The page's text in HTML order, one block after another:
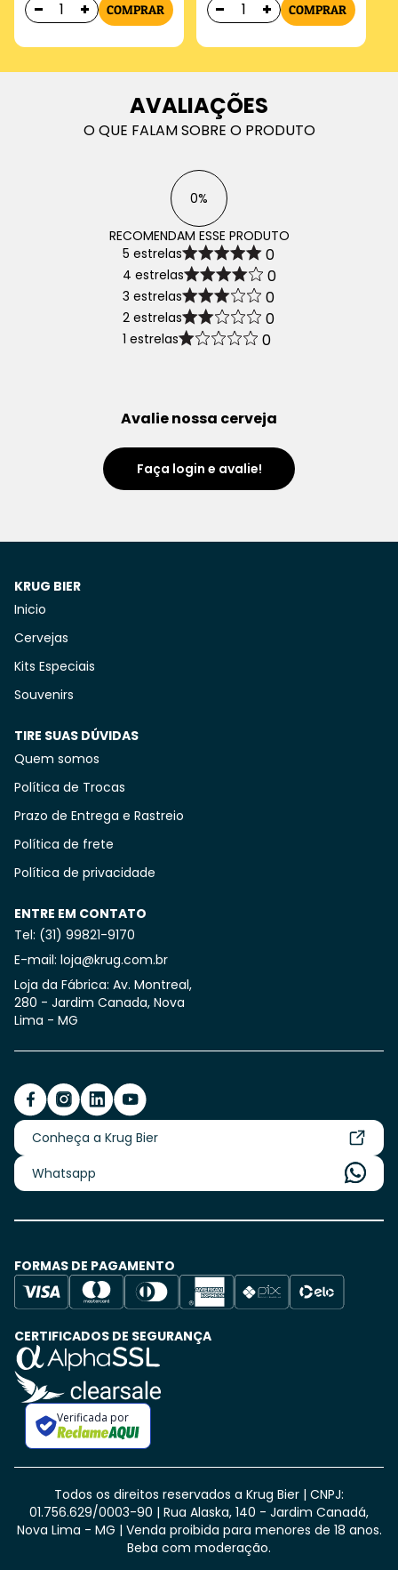
COMPRAR COMPRAR
AVALIAÇÕES
O QUE FALAM SOBRE O PRODUTO
0%
RECOMENDAM ESSE PRODUTO
5 estrelas
0
4 estrelas 0
3 estrelas 0
2 estrelas 0
1 estrelas 0
Avalie nossa cerveja
Faça login e avalie!
KRUG BIER
Inicio
Cervejas
Kits Especiais
Souvenirs
TIRE SUAS DÚVIDAS
Quem somos
Política de Trocas
Prazo de Entrega e Rastreio
Política de frete
Política de privacidade
ENTRE EM CONTATO
Tel: (31) 99821-9170
E-mail: loja@krug.com.br
Loja da Fábrica: Av. Montreal,
280 - Jardim Canada, Nova
Lima - MG
Conheça a Krug Bier
Whatsapp
FORMAS DE PAGAMENTO
CERTIFICADOS DE SEGURANÇA
Verificada por
Todos os direitos reservados a Krug Bier | CNPJ:
01.756.629/0003-90 | Rua Alaska, 140 - Jardim Canadá,
Nova Lima - MG | Venda proibida para menores de 18 anos.
Beba com moderação.